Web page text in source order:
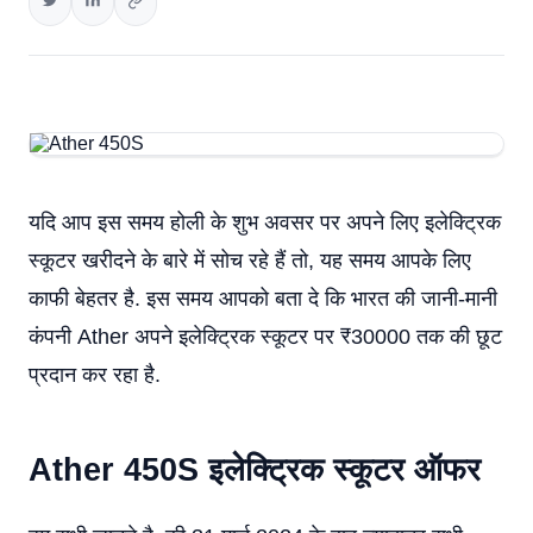
यदि आप इस समय होली के शुभ अवसर पर अपने लिए इलेक्ट्रिक
स्कूटर खरीदने के बारे में सोच रहे हैं तो, यह समय आपके लिए
काफी बेहतर है. इस समय आपको बता दे कि भारत की जानी-मानी
कंपनी Ather अपने इलेक्ट्रिक स्कूटर पर ₹30000 तक की छूट
प्रदान कर रहा है.
Ather 450S इलेक्ट्रिक स्कूटर ऑफर